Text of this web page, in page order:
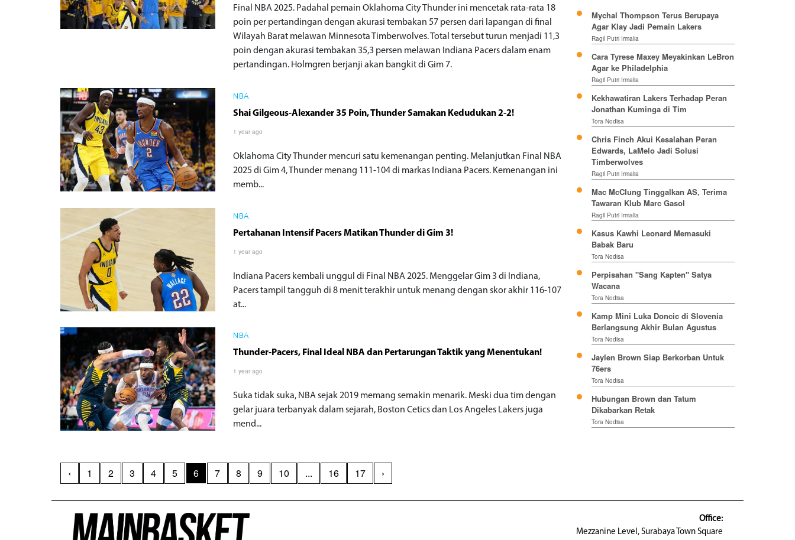
Final NBA 2025. Padahal pemain Oklahoma City Thunder ini mencetak rata-rata 18
poin per pertandingan dengan akurasi tembakan 57 persen dari lapangan di final
Wilayah Barat melawan Minnesota Timberwolves. Total tersebut turun menjadi 11,3
poin dengan akurasi tembakan 35,3 persen melawan Indiana Pacers dalam enam
pertandingan. Holmgren berjanji akan bangkit di Gim 7.
NBA
Shai Gilgeous-Alexander 35 Poin, Thunder Samakan Kedudukan 2-2!
1 year ago
Oklahoma City Thunder mencuri satu kemenangan penting. Melanjutkan Final NBA
2025 di Gim 4, Thunder menang 111-104 di markas Indiana Pacers. Kemenangan ini
memb...
NBA
Pertahanan Intensif Pacers Matikan Thunder di Gim 3!
1 year ago
Indiana Pacers kembali unggul di Final NBA 2025. Menggelar Gim 3 di Indiana,
Pacers tampil tangguh di 8 menit terakhir untuk menang dengan skor akhir 116-107
at...
NBA
Thunder-Pacers, Final Ideal NBA dan Pertarungan Taktik yang Menentukan!
1 year ago
Suka tidak suka, NBA sejak 2019 memang semakin menarik. Meski dua tim dengan
gelar juara terbanyak dalam sejarah, Boston Cetics dan Los Angeles Lakers juga
mend...
‹ 1 2 3 4 5 6 7 8 9 10 ... 16 17 ›
Mychal Thompson Terus Berupaya
Agar Klay Jadi Pemain Lakers
Ragil Putri Irmalia
Cara Tyrese Maxey Meyakinkan LeBron
Agar ke Philadelphia
Ragil Putri Irmalia
Kekhawatiran Lakers Terhadap Peran
Jonathan Kuminga di Tim
Tora Nodisa
Chris Finch Akui Kesalahan Peran
Edwards, LaMelo Jadi Solusi
Timberwolves
Ragil Putri Irmalia
Mac McClung Tinggalkan AS, Terima
Tawaran Klub Marc Gasol
Ragil Putri Irmalia
Kasus Kawhi Leonard Memasuki
Babak Baru
Tora Nodisa
Perpisahan "Sang Kapten" Satya
Wacana
Tora Nodisa
Kamp Mini Luka Doncic di Slovenia
Berlangsung Akhir Bulan Agustus
Tora Nodisa
Jaylen Brown Siap Berkorban Untuk
76ers
Tora Nodisa
Hubungan Brown dan Tatum
Dikabarkan Retak
Tora Nodisa
Office:
Mezzanine Level, Surabaya Town Square